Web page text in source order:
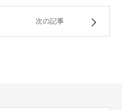
次の記事